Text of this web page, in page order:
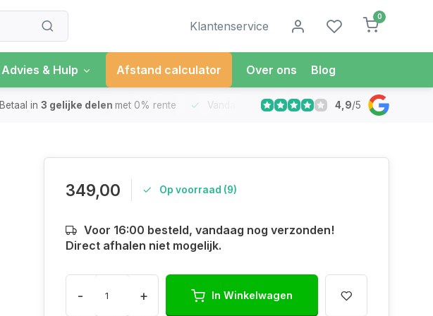
Klantenservice
0
Advies & Hulp Afstand calculator Over ons Blog
Betaal in 3 gelijke delen met 0% rente Vandaag besteldMorgen in Huis*
4,9/5
349,00 Op voorraad (9)
Voor 16:00 besteld, vandaag nog verzonden!
Direct afhalen niet mogelijk.
- + In Winkelwagen